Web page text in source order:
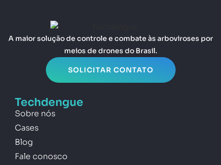
A maior solução de controle e combate às arboviroses por
meios de drones do Brasil.
SOLICITAR CONTATO
Techdengue
Sobre nós
Cases
Blog
Fale conosco